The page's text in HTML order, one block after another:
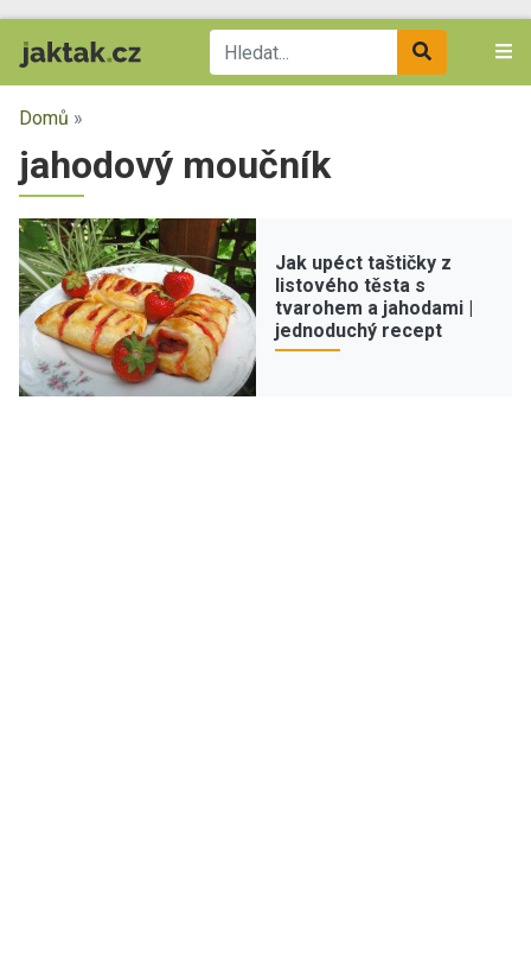
Domů »
jahodový moučník
Jak upéct taštičky z
listového těsta s
tvarohem a jahodami |
jednoduchý recept